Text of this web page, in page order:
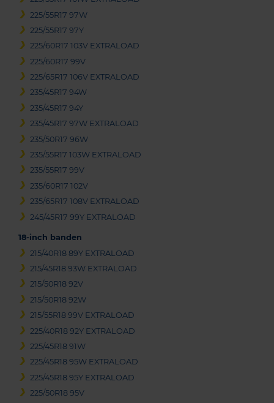
225/55R17 97W
225/55R17 97Y
225/60R17 103V EXTRALOAD
225/60R17 99V
225/65R17 106V EXTRALOAD
235/45R17 94W
235/45R17 94Y
235/45R17 97W EXTRALOAD
235/50R17 96W
235/55R17 103W EXTRALOAD
235/55R17 99V
235/60R17 102V
235/65R17 108V EXTRALOAD
245/45R17 99Y EXTRALOAD
18-inch banden
215/40R18 89Y EXTRALOAD
215/45R18 93W EXTRALOAD
215/50R18 92V
215/50R18 92W
215/55R18 99V EXTRALOAD
225/40R18 92Y EXTRALOAD
225/45R18 91W
225/45R18 95W EXTRALOAD
225/45R18 95Y EXTRALOAD
225/50R18 95V